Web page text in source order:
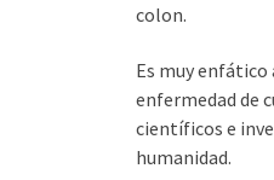
colon.
Es muy
enfermedad de
científicos e
humanidad.